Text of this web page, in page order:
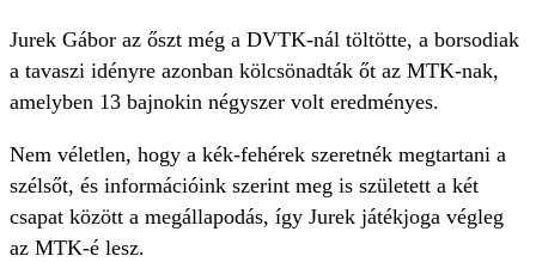
Jurek Gábor az őszt még a DVTK-nál töltötte, a borsodiak
a tavaszi idényre azonban kölcsönadták őt az MTK-nak,
amelyben 13 bajnokin négyszer volt eredményes.
Nem véletlen, hogy a kék-fehérek szeretnék megtartani a
szélsőt, és információink szerint meg is született a két
csapat között a megállapodás, így Jurek játékjoga végleg
az MTK-é lesz.